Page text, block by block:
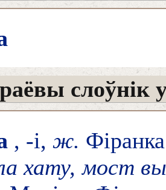
слоўнік
, -і, ж.
хату, мост